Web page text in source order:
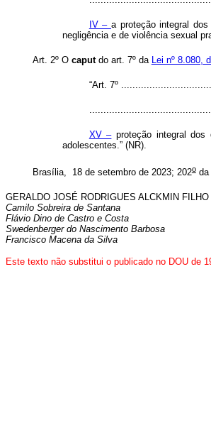
IV – a proteção integral
negligência e de violência sexual
Art. 2º O caputdo art. 7º da Lei nº 8.080,
“Art. 7º
XV –proteção integral dos
adolescentes.” (NR).
Brasília, 18 de setembro de 2023; 202oda
GERALDO JOSÉ RODRIGUES ALCKMIN FILHO
Camilo Sobreira de Santana
Flávio Dino de Castro e Costa
Swedenberger do Nascimento Barbosa
Francisco Macena da Silva
Este texto não substitui o publicado no DOU de